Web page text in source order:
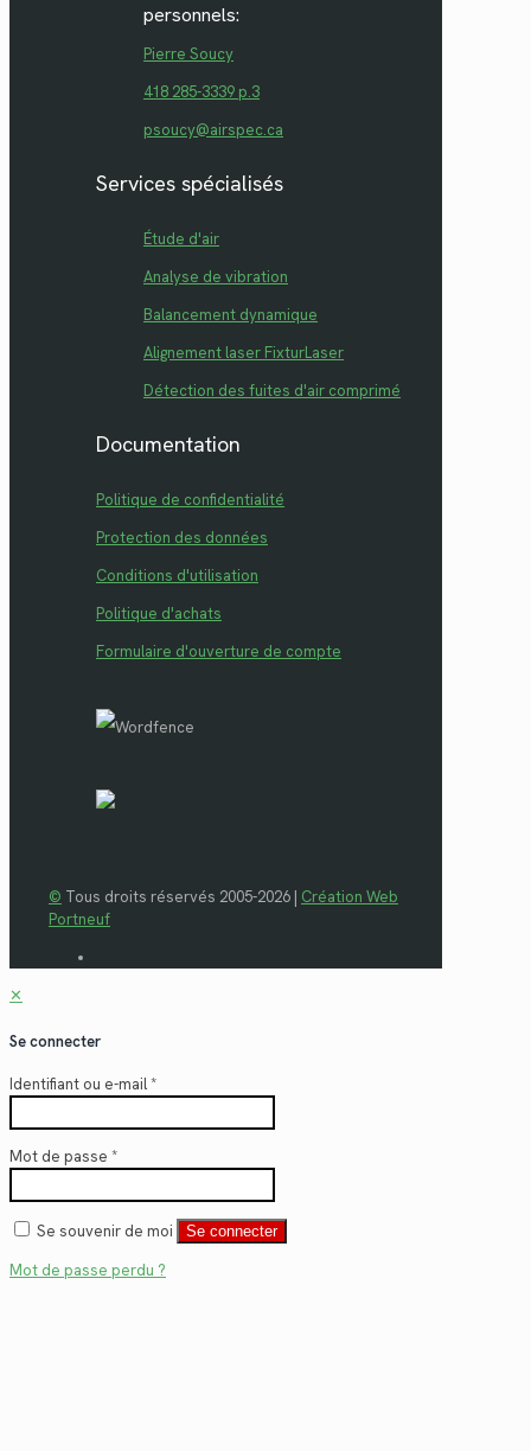
personnels:
Pierre Soucy
418 285-3339 p.3
psoucy@airspec.ca
Services spécialisés
Étude d'air
Analyse de vibration
Balancement dynamique
Alignement laser FixturLaser
Détection des fuites d'air comprimé
Documentation
Politique de confidentialité
Protection des données
Conditions d'utilisation
Politique d'achats
Formulaire d'ouverture de compte
© Tous droits réservés 2005-2026 | Création Web
Portneuf
✕
Se connecter
Identifiant ou e-mail*
Mot de passe *
Se souvenir de moi Se connecter
Mot de passe perdu ?